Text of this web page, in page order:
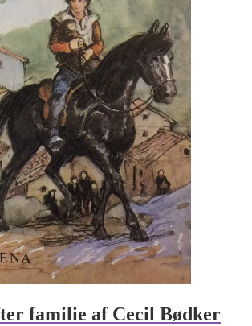
familie af Cecil Bødker